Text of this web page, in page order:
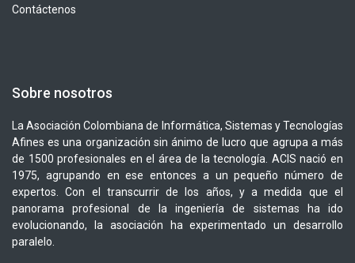
Contáctenos
Sobre nosotros
La Asociación Colombiana de Informática, Sistemas y Tecnologías
Afines es una organización sin ánimo de lucro que agrupa a más
de 1500 profesionales en el área de la tecnología. ACIS nació en
1975, agrupando en ese entonces a un pequeño número de
expertos. Con el transcurrir de los años, y a medida que el
panorama profesional de la ingeniería de sistemas ha ido
evolucionando, la asociación ha experimentado un desarrollo
paralelo.